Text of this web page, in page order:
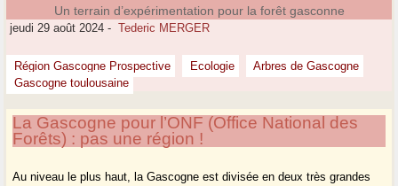
Un terrain d’expérimentation pour la forêt gasconne
jeudi 29 août 2024 - Tederic MERGER
Région Gascogne Prospective Ecologie
Arbres de Gascogne
Gascogne toulousaine
La Gascogne pour l’ONF (Office National des
Forêts) : pas une région !
Au niveau le plus haut, la Gascogne est divisée en deux très grandes